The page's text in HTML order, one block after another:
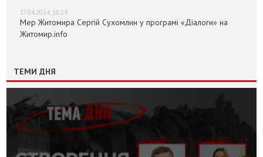
17.04.2024, 10:29
Мер Житомира Сергій Сухомлин у програмі «Діалоги» на
Житомир.info
ТЕМИ ДНЯ